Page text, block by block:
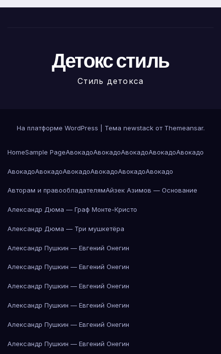
Детокс стиль
Стиль детокса
На платформе WordPress Тема newstack от Themeansar.
HomeSample PageАвокадоАвокадоАвокадоАвокадоАвокадо
АвокадоАвокадоАвокадоАвокадоАвокадоАвокадо
Авторам и правообладателямАйзек Азимов — Основание
Александр Дюма — Граф Монте-Кристо
Александр Дюма — Три мушкетёра
Александр Пушкин — Евгений Онегин
Александр Пушкин — Евгений Онегин
Александр Пушкин — Евгений Онегин
Александр Пушкин — Евгений Онегин
Александр Пушкин — Евгений Онегин
Александр Пушкин — Евгений Онегин